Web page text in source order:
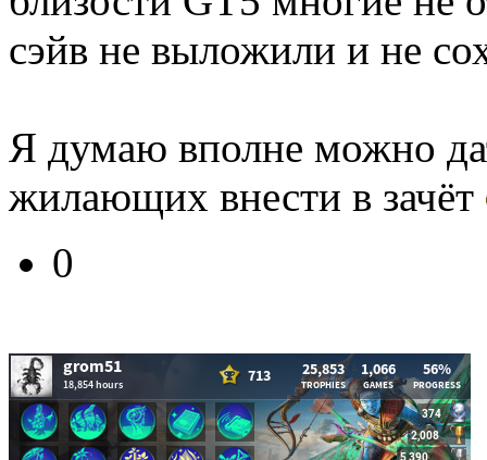
сэйв не выложили и не
Я думаю вполне можно
жилающих внести в зачёт
0